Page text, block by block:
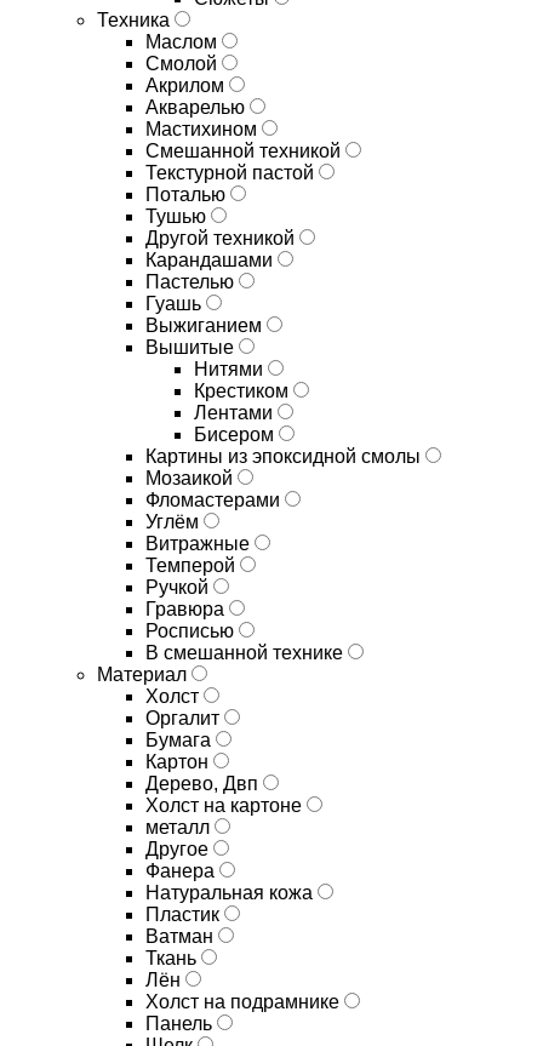
Техника
Маслом
Смолой
Акрилом
Акварелью
Мастихином
Смешанной техникой
Текстурной пастой
Поталью
Тушью
Другой техникой
Карандашами
Пастелью
Гуашь
Выжиганием
Вышитые
Нитями
Крестиком
Лентами
Бисером
Картины из эпоксидной смолы
Мозаикой
Фломастерами
Углём
Витражные
Темперой
Ручкой
Гравюра
Росписью
В смешанной технике
Материал
Холст
Оргалит
Бумага
Картон
Дерево, Двп
Холст на картоне
металл
Другое
Фанера
Натуральная кожа
Пластик
Ватман
Ткань
Лён
Холст на подрамнике
Панель